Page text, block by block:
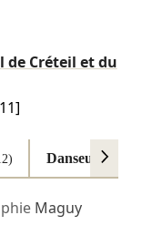
Créteil et du
Danseuse
Maguy